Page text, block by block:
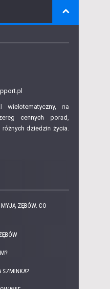
wielotematyczny, na
cennych porad,
dziedzin życia.
ZĘBÓW. CO
SZMINKA?